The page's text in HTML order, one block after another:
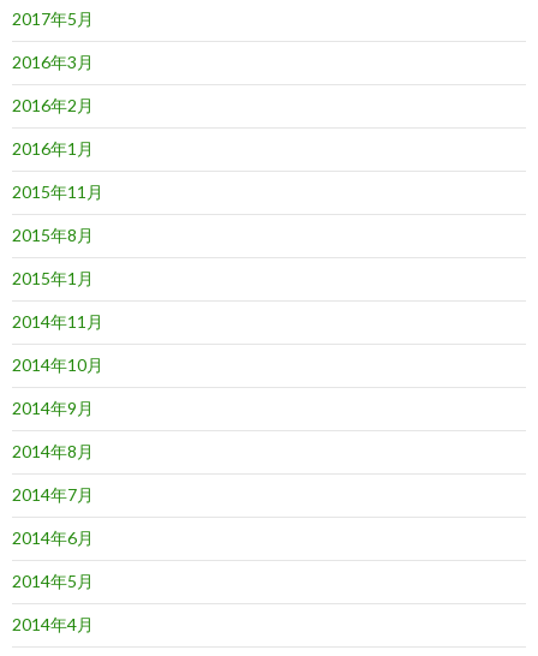
2017年5月
2016年3月
2016年2月
2016年1月
2015年11月
2015年8月
2015年1月
2014年11月
2014年10月
2014年9月
2014年8月
2014年7月
2014年6月
2014年5月
2014年4月